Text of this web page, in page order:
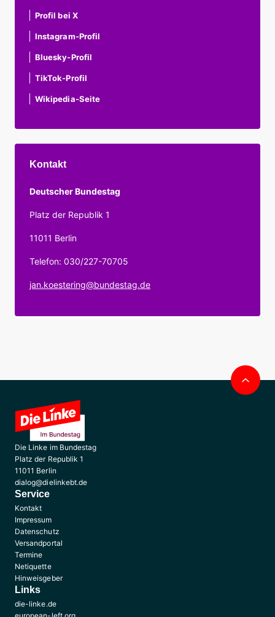
Profil bei X
Instagram-Profil
Bluesky-Profil
TikTok-Profil
Wikipedia-Seite
Kontakt
Deutscher Bundestag
Platz der Republik 1
11011 Berlin
Telefon: 030/227-70705
jan.koestering@bundestag.de
Die Linke im Bundestag
Platz der Republik 1
11011 Berlin
dialog@dielinkebt.de
Service
Kontakt
Impressum
Datenschutz
Versandportal
Termine
Netiquette
Hinweisgeber
Links
die-linke.de